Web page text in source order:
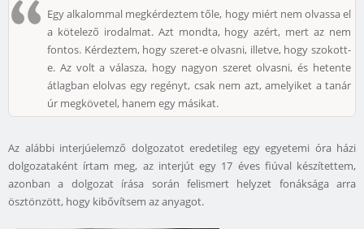
Egy alkalommal megkérdeztem tőle, hogy miért nem olvassa el
a kötelező irodalmat. Azt mondta, hogy azért, mert az nem
fontos. Kérdeztem, hogy szeret-e olvasni, illetve, hogy szokott-
e. Az volt a válasza, hogy nagyon szeret olvasni, és hetente
átlagban elolvas egy regényt, csak nem azt, amelyiket a tanár
úr megkövetel, hanem egy másikat.
Az alábbi interjúelemző dolgozatot eredetileg egy egyetemi óra házi
dolgozataként írtam meg, az interjút egy 17 éves fiúval készítettem,
azonban a dolgozat írása során felismert helyzet fonáksága arra
ösztönzött, hogy kibővítsem az anyagot.